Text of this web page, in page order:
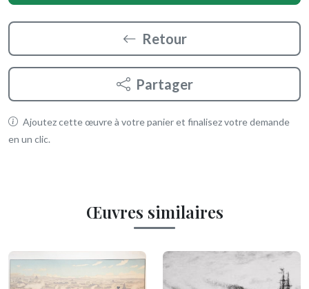
Retour
Partager
Ajoutez cette œuvre à votre panier et finalisez votre demande
en un clic.
Œuvres similaires